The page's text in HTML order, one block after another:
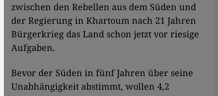
zwischen den Rebellen aus dem Süden und
der Regierung in Khartoum nach 21 Jahren
Bürgerkrieg das Land schon jetzt vor riesige
Aufgaben.
Bevor der Süden in fünf Jahren über seine
Unabhängigkeit abstimmt, wollen 4,2